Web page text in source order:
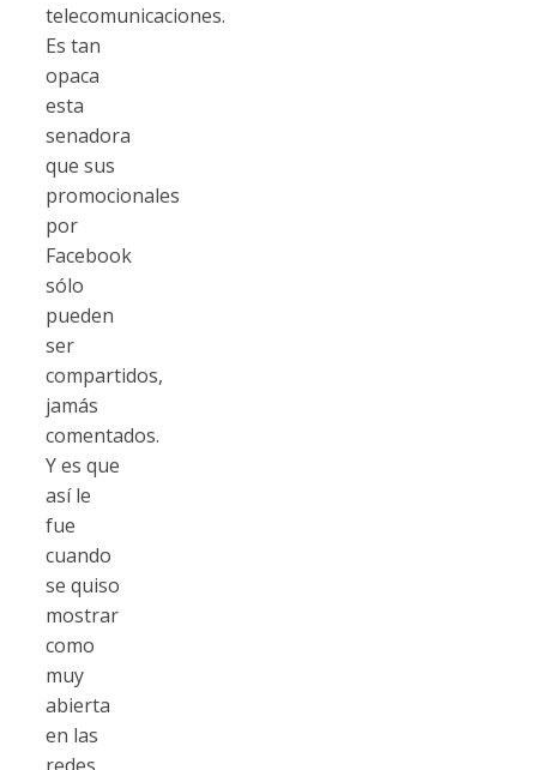
telecomunicaciones.
Es tan
opaca
esta
senadora
que sus
promocionales
por
Facebook
sólo
pueden
ser
compartidos,
jamás
comentados.
Y es que
así le
fue
cuando
se quiso
mostrar
como
muy
abierta
en las